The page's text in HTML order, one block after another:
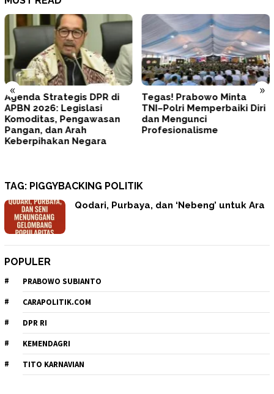
« »
Agenda Strategis DPR di
APBN 2026: Legislasi
Komoditas, Pengawasan
Pangan, dan Arah
Keberpihakan Negara
Tegas! Prabowo Minta
TNI–Polri Memperbaiki Diri
dan Mengunci
Profesionalisme
TAG: PIGGYBACKING POLITIK
Qodari, Purbaya, dan ‘Nebeng’ untuk Ara
POPULER
PRABOWO SUBIANTO
CARAPOLITIK.COM
DPR RI
KEMENDAGRI
TITO KARNAVIAN